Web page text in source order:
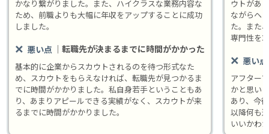
かなり繋がりました。また、ハイクラスな業務内容な
ため、前職よりも大幅に年収をアップすることに成功
しました。
悪い点 ｜転職先が決まるまでに時間がかかった
基本的に企業からスカウトされるのを待つ形式なた
め、スカウトをもらえなければ、転職先が見つかるま
でに時間がかかりました。私自身若手ということもあ
り、あまりアピールできる実績がなく、スカウトが来
るまでに時間がかかりました。
ウトがあ
ながらヘ
た。また
専門性を
悪い点
アフター
かと思い
あり、今
以降何も
いいかわ